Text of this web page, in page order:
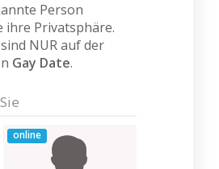
Person
Privatsphäre.
NUR auf der
Gay Date.
online